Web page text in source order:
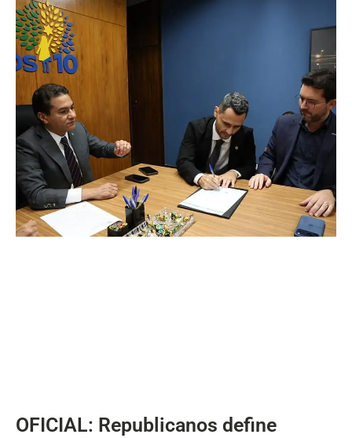
OFICIAL: Republicanos define